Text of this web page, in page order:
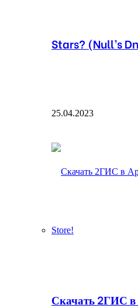
Stars? (Null’s
25.04.2023
Скачать 2ГИС